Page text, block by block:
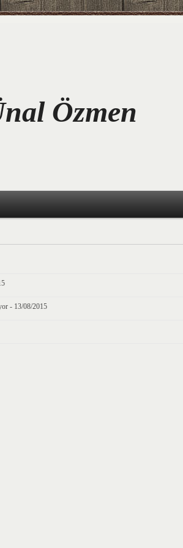
Özmen
- 13/08/2015